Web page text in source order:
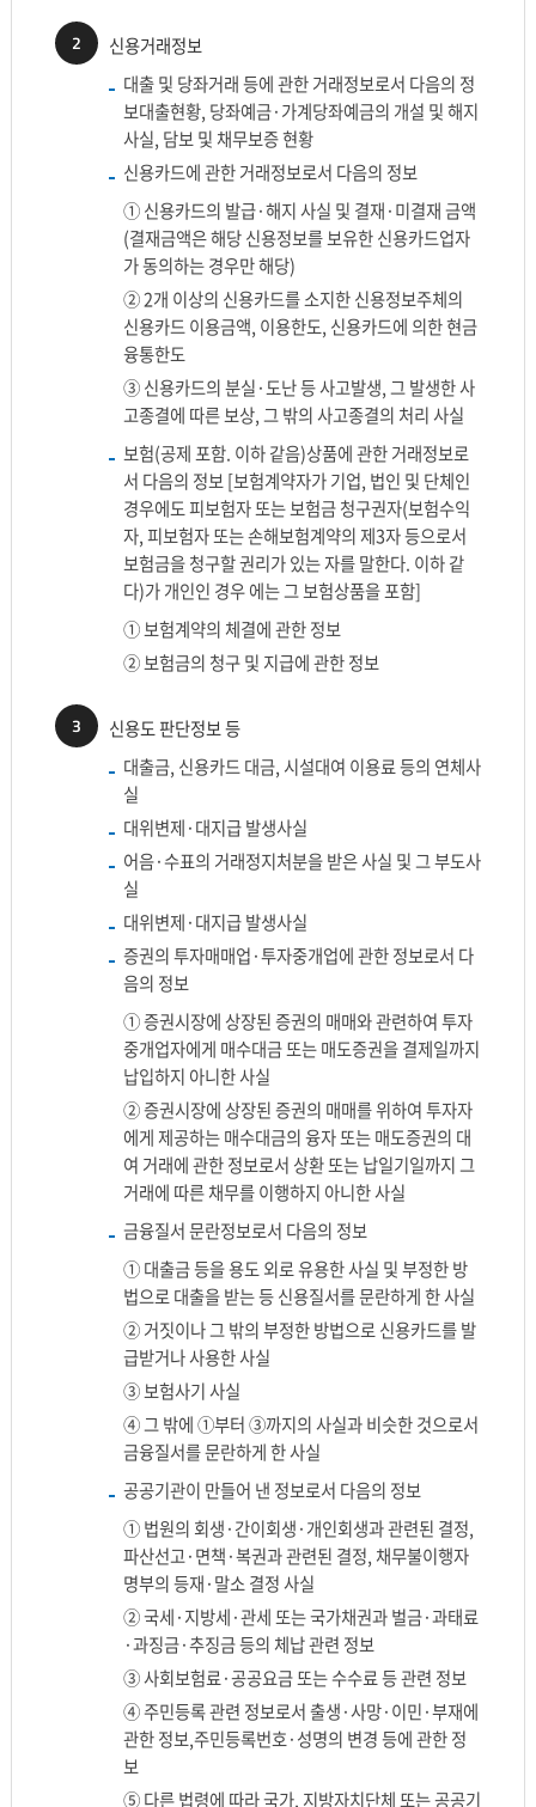
2
신용거래정보
대출 및 당좌거래 등에 관한 거래정보로서 다음의 정
보대출현황, 당좌예금·가계당좌예금의 개설 및 해지
사실, 담보 및 채무보증 현황
신용카드에 관한 거래정보로서 다음의 정보
① 신용카드의 발급·해지 사실 및 결재·미결재 금액
(결재금액은 해당 신용정보를 보유한 신용카드업자
가 동의하는 경우만 해당)
② 2개 이상의 신용카드를 소지한 신용정보주체의
신용카드 이용금액, 이용한도, 신용카드에 의한 현금
융통한도
③ 신용카드의 분실·도난 등 사고발생, 그 발생한 사
고종결에 따른 보상, 그 밖의 사고종결의 처리 사실
보험(공제 포함. 이하 같음)상품에 관한 거래정보로
서 다음의 정보 [보험계약자가 기업, 법인 및 단체인
경우에도 피보험자 또는 보험금 청구권자(보험수익
자, 피보험자 또는 손해보험계약의 제3자 등으로서
보험금을 청구할 권리가 있는 자를 말한다. 이하 같
다)가 개인인 경우 에는 그 보험상품을 포함]
① 보험계약의 체결에 관한 정보
② 보험금의 청구 및 지급에 관한 정보
3
신용도 판단정보 등
대출금, 신용카드 대금, 시설대여 이용료 등의 연체사
실
대위변제·대지급 발생사실
어음·수표의 거래정지처분을 받은 사실 및 그 부도사
실
대위변제·대지급 발생사실
증권의 투자매매업·투자중개업에 관한 정보로서 다
음의 정보
① 증권시장에 상장된 증권의 매매와 관련하여 투자
중개업자에게 매수대금 또는 매도증권을 결제일까지
납입하지 아니한 사실
② 증권시장에 상장된 증권의 매매를 위하여 투자자
에게 제공하는 매수대금의 융자 또는 매도증권의 대
여 거래에 관한 정보로서 상환 또는 납일기일까지 그
거래에 따른 채무를 이행하지 아니한 사실
금융질서 문란정보로서 다음의 정보
① 대출금 등을 용도 외로 유용한 사실 및 부정한 방
법으로 대출을 받는 등 신용질서를 문란하게 한 사실
② 거짓이나 그 밖의 부정한 방법으로 신용카드를 발
급받거나 사용한 사실
③ 보험사기 사실
④ 그 밖에 ①부터 ③까지의 사실과 비슷한 것으로서
금융질서를 문란하게 한 사실
공공기관이 만들어 낸 정보로서 다음의 정보
① 법원의 회생·간이회생·개인회생과 관련된 결정,
파산선고·면책·복권과 관련된 결정, 채무불이행자
명부의 등재·말소 결정 사실
② 국세·지방세·관세 또는 국가채권과 벌금·과태료
·과징금·추징금 등의 체납 관련 정보
③ 사회보험료·공공요금 또는 수수료 등 관련 정보
④ 주민등록 관련 정보로서 출생·사망·이민·부재에
관한 정보,주민등록번호·성명의 변경 등에 관한 정
보
⑤ 다른 법령에 따라 국가, 지방자치단체 또는 공공기